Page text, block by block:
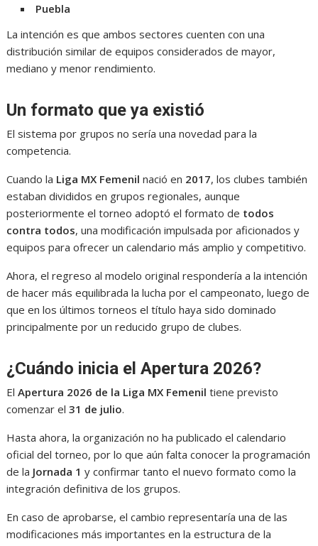
Puebla
La intención es que ambos sectores cuenten con una
distribución similar de equipos considerados de mayor,
mediano y menor rendimiento.
Un formato que ya existió
El sistema por grupos no sería una novedad para la
competencia.
Cuando la Liga MX Femenil nació en 2017, los clubes también
estaban divididos en grupos regionales, aunque
posteriormente el torneo adoptó el formato de todos
contra todos, una modificación impulsada por aficionados y
equipos para ofrecer un calendario más amplio y competitivo.
Ahora, el regreso al modelo original respondería a la intención
de hacer más equilibrada la lucha por el campeonato, luego de
que en los últimos torneos el título haya sido dominado
principalmente por un reducido grupo de clubes.
¿Cuándo inicia el Apertura 2026?
ElApertura 2026 de la Liga MX Femenil tiene previsto
comenzar el31 de julio.
Hasta ahora, la organización no ha publicado el calendario
oficial del torneo, por lo que aún falta conocer la programación
de la Jornada 1 y confirmar tanto el nuevo formato como la
integración definitiva de los grupos.
En caso de aprobarse, el cambio representaría una de las
modificaciones más importantes en la estructura de la